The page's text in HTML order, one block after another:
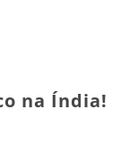
na Índia!